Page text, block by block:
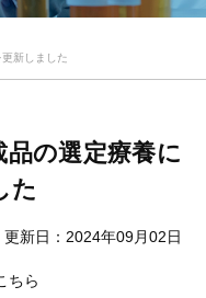
新しました
品の選定療養に
た
更新日：2024年09月02日
ちら